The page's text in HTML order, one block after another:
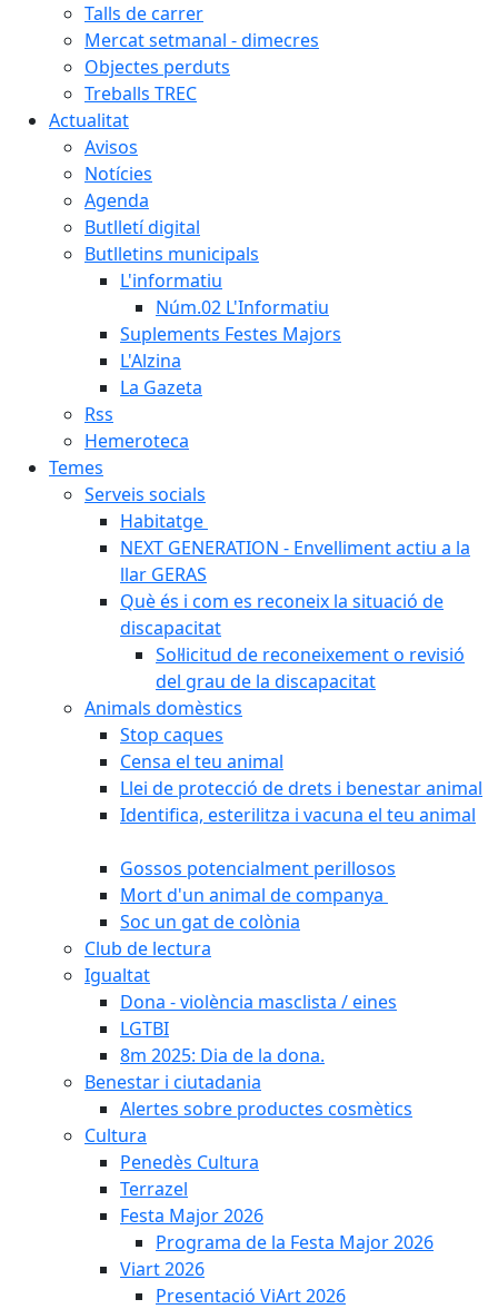
Talls de carrer
Mercat setmanal - dimecres
Objectes perduts
Treballs TREC
Actualitat
Avisos
Notícies
Agenda
Butlletí digital
Butlletins municipals
L'informatiu
Núm.02 L'Informatiu
Suplements Festes Majors
L'Alzina
La Gazeta
Rss
Hemeroteca
Temes
Serveis socials
Habitatge
NEXT GENERATION - Envelliment actiu a la
llar GERAS
Què és i com es reconeix la situació de
discapacitat
Sol·licitud de reconeixement o revisió
del grau de la discapacitat
Animals domèstics
Stop caques
Censa el teu animal
Llei de protecció de drets i benestar animal
Identifica, esterilitza i vacuna el teu animal
Gossos potencialment perillosos
Mort d'un animal de companya
Soc un gat de colònia
Club de lectura
Igualtat
Dona - violència masclista / eines
LGTBI
8m 2025: Dia de la dona.
Benestar i ciutadania
Alertes sobre productes cosmètics
Cultura
Penedès Cultura
Terrazel
Festa Major 2026
Programa de la Festa Major 2026
Viart 2026
Presentació ViArt 2026